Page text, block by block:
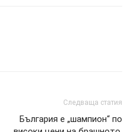
Следваща статия
България е „шампион“ по